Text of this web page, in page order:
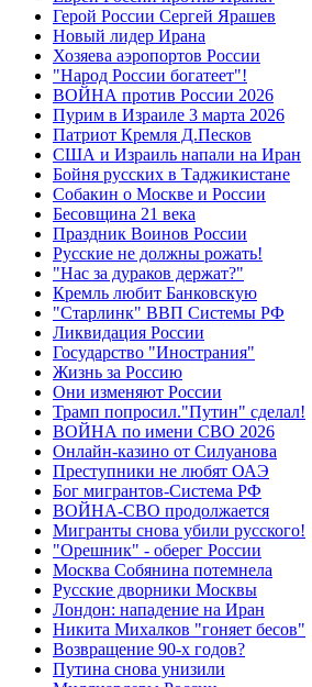
Герой России Сергей Ярашев
Новый лидер Ирана
Хозяева аэропортов России
"Народ России богатеет"!
ВОЙНА против России 2026
Пурим в Израиле 3 марта 2026
Патриот Кремля Д.Песков
США и Израиль напали на Иран
Бойня русских в Таджикистане
Собакин о Москве и России
Бесовщина 21 века
Праздник Воинов России
Русские не должны рожать!
"Нас за дураков держат?"
Кремль любит Банковскую
"Старлинк" ВВП Системы РФ
Ликвидация России
Государство "Инострания"
Жизнь за Россию
Они изменяют России
Трамп попросил."Путин" сделал!
ВОЙНА по имени СВО 2026
Онлайн-казино от Силуанова
Преступники не любят ОАЭ
Бог мигрантов-Система РФ
ВОЙНА-СВО продолжается
Мигранты снова убили русского!
"Орешник" - оберег России
Москва Собянина потемнела
Русские дворники Москвы
Лондон: нападение на Иран
Никита Михалков "гоняет бесов"
Возвращение 90-х годов?
Путина снова унизили